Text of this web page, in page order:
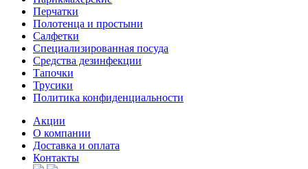
Перчатки
Полотенца и простыни
Салфетки
Специализированная посуда
Средства дезинфекции
Тапочки
Трусики
Политика конфиденциальности
Акции
О компании
Доставка и оплата
Контакты